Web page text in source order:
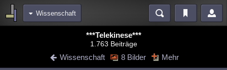
Wissenschaft
Blogs Videos
Chat Wiki Neuigkeiten
***Telekinese***
1.763 Beiträge
Wissenschaft 8 Bilder Mehr